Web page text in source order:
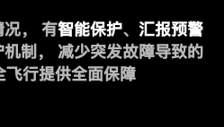
， 有智能保护、 汇报预警
制，
减少突发故障导致的
飞行提供全面保障